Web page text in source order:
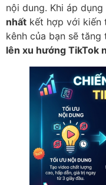
nội dung. Khi áp dụng
nhất kết hợp với kiến
kênh của bạn sẽ
lên xu hướng TikTok